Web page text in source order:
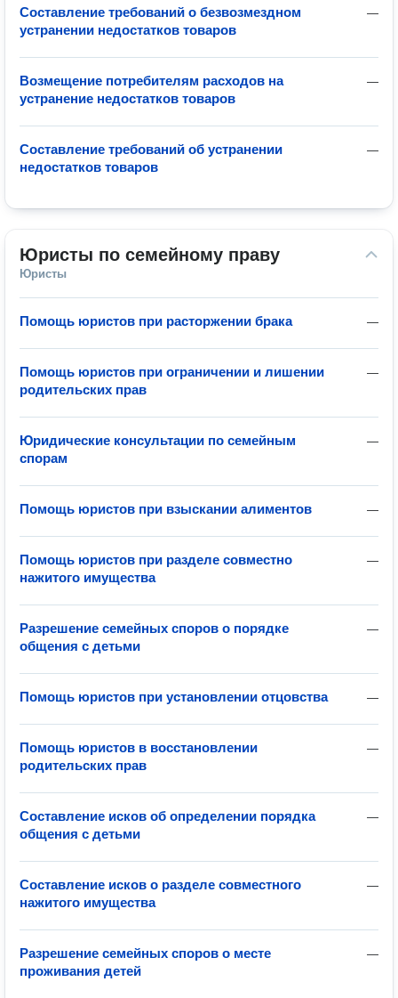
—
Составление требований о безвозмездном
устранении недостатков товаров
—
Возмещение потребителям расходов на
устранение недостатков товаров
—
Составление требований об устранении
недостатков товаров
Юристы по семейному праву
Юристы
—
Помощь юристов при расторжении брака
—
Помощь юристов при ограничении и лишении
родительских прав
—
Юридические консультации по семейным
спорам
—
Помощь юристов при взыскании алиментов
—
Помощь юристов при разделе совместно
нажитого имущества
—
Разрешение семейных споров о порядке
общения с детьми
—
Помощь юристов при установлении отцовства
—
Помощь юристов в восстановлении
родительских прав
—
Составление исков об определении порядка
общения с детьми
—
Составление исков о разделе совместного
нажитого имущества
—
Разрешение семейных споров о месте
проживания детей